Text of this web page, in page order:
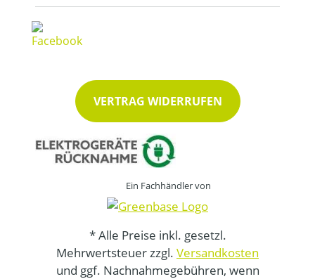
VERTRAG WIDERRUFEN
Ein Fachhändler von
* Alle Preise inkl. gesetzl.
Mehrwertsteuer zzgl. Versandkosten
und ggf. Nachnahmegebühren, wenn